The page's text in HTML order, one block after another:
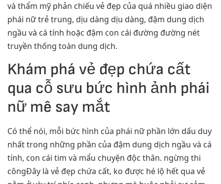
và thẩm mỹ phản chiếu vẻ đẹp của quá nhiều giao diện
phái nữ trẻ trung, dịu dàng dịu dàng, đậm dung dịch
ngầu và cá tính hoặc đậm con cái đường đường nét
truyền thống toàn dung dịch.
Khám phá vẻ đẹp chứa cất
qua cỗ sưu bức hình ảnh phái
nữ mê say mắt
Có thể nói, mỗi bức hình của phái nữ phần lớn dấu duy
nhất trong những phần của đậm dung dịch ngầu và cá
tính, con cái tim và mẩu chuyện độc thân. ngừng thi
côngĐây là vẻ đẹp chứa cất, ko được hé lộ hết qua vẻ